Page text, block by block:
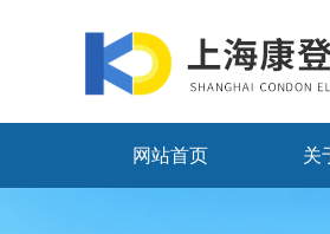
网站首页 关